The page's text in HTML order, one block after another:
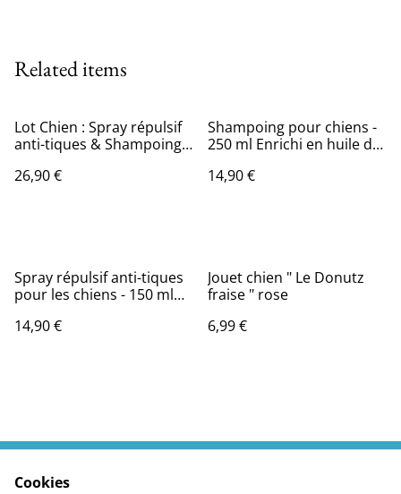
Related items
Lot Chien : Spray répulsif
anti-tiques & Shampoing a
26,90 €
Shampoing pour chiens -
250 ml Enrichi en huile de
14,90 €
Spray répulsif anti-tiques
pour les chiens - 150 ml
Neem, de l'huile
14,90 €
Jouet chien " Le Donutz
fraise " rose
6,99 €
Cookies